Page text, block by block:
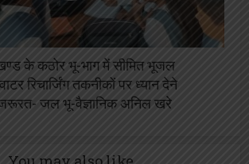
के कठोर भू-भाग में सीमित भूजल
रिचार्जिंग तकनीकों पर ध्यान देने
जल भू-वैज्ञानिक अनिल खरे